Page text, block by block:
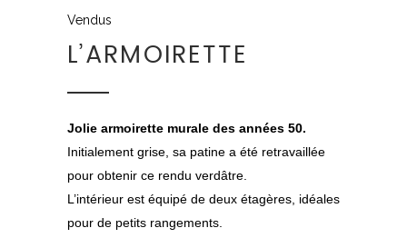
Vendus
L’ARMOIRETTE
Jolie armoirette murale des années 50.
Initialement grise, sa patine a été retravaillée
pour obtenir ce rendu verdâtre.
L’intérieur est équipé de deux étagères, idéales
pour de petits rangements.